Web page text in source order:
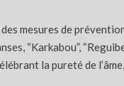
mesures de
“Karkabou”,
la pureté de